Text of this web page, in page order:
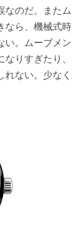
なのだ。またム
なら、機械式時
い。ムーブメン
りすぎたり、
れない。少なく